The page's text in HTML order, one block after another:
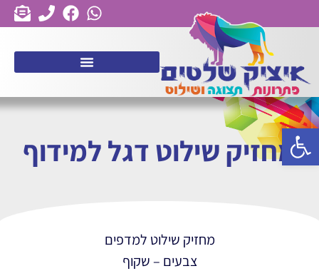
פתח סרגל נגישות
מחזיק שילוט דגל למידוף
מחזיק שילוט למדפים
צבעים – שקוף